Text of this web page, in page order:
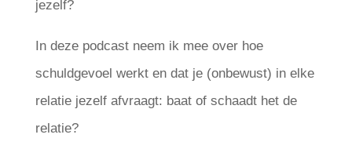
jezelf?
In deze podcast neem ik mee over hoe
schuldgevoel werkt en dat je (onbewust) in elke
relatie jezelf afvraagt: baat of schaadt het de
relatie?